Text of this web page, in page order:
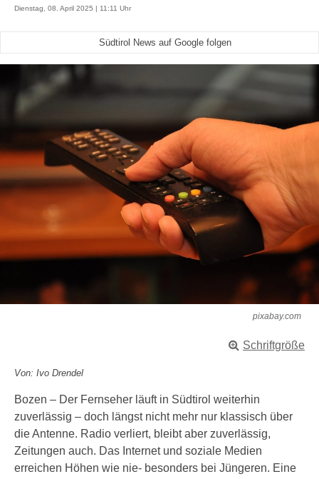
Dienstag, 08. April 2025 | 11:11 Uhr
Südtirol News auf Google folgen
pixabay.com
Schriftgröße
Von: Ivo Drendel
Bozen – Der Fernseher läuft in Südtirol weiterhin
zuverlässig – doch längst nicht mehr nur klassisch über
die Antenne. Radio verliert, bleibt aber zuverlässig,
Zeitungen auch. Das Internet und soziale Medien
erreichen Höhen wie nie- besonders bei Jüngeren. Eine